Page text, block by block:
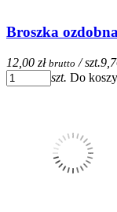
Broszka
12,00 zł brutto / szt.
szt. Do